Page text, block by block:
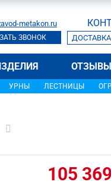
metakon.ru
ЗВОНОК
ОТЗЫВЫ
УРНЫ ЛЕСТНИЦЫ
105